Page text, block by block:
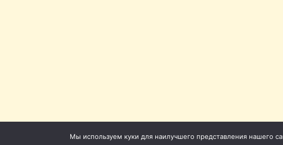
Мы используем куки для наилучшего представления нашего